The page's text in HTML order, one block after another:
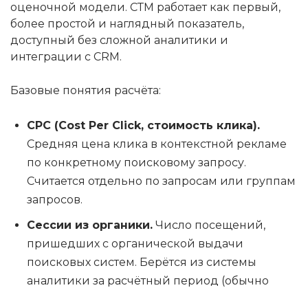
оценочной модели. СТМ работает как первый,
более простой и наглядный показатель,
доступный без сложной аналитики и
интеграции с CRM.
Базовые понятия расчёта:
CPC (Cost Per Click, стоимость клика).
Средняя цена клика в контекстной рекламе
по конкретному поисковому запросу.
Считается отдельно по запросам или группам
запросов.
Сессии из органики. Число посещений,
пришедших с органической выдачи
поисковых систем. Берётся из системы
аналитики за расчётный период (обычно